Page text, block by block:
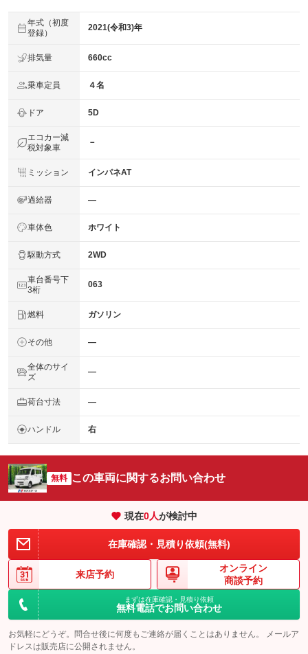
年式（初度
登録）
2021(令和3)年
排気量 660cc
乗車定員 ４名
ドア 5D
エコカー減
税対象車
－
ミッション インパネAT
過給器 ―
車体色 ホワイト
駆動方式 2WD
車台番号下
3桁
063
燃料 ガソリン
その他 ―
全体のサイ
ズ
―
荷台寸法 ―
ハンドル 右
無料 この車両に関するお問い合わせ
現在0人が検討中
在庫確認・見積り依頼(無料)
来店予約
オンライン
商談予約
まずは在庫確認・見積り依頼
無料電話でお問い合わせ
お気軽にどうぞ。問合せ後に何度もご連絡が届くことはありません。 メールア
ドレスは販売店に公開されません。